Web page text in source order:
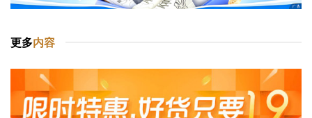
更多内容